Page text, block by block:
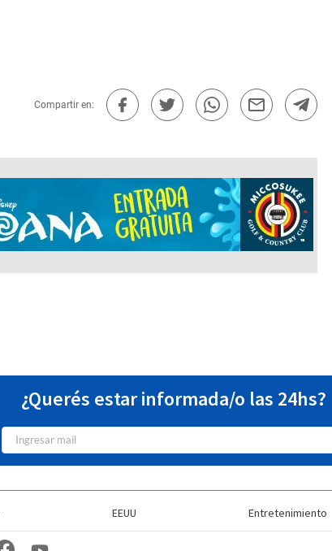
Compartir en:
¿Querés estar informada/o las 24hs?
EEUU Entretenimiento